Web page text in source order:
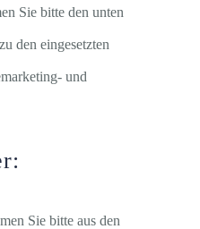
Sie bitte den unten
den eingesetzten
und
Sie bitte aus den